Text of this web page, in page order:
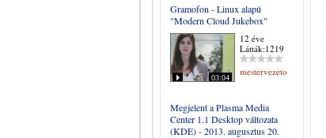
Gramofon - Linux alapú
"Modern Cloud Jukebox"
03:04
12 éve
Látták:1219
mestervezeto
Megjelent a Plasma Media
Center 1.1 Desktop változata
(KDE) - 2013. augusztus 20.